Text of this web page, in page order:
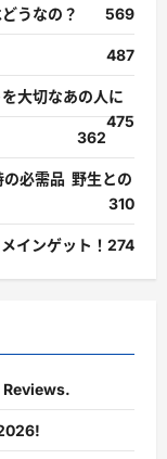
うなの？
569
487
大切なあの人に
475
362
必需品 野生との
310
インゲット！ 274
Reviews.